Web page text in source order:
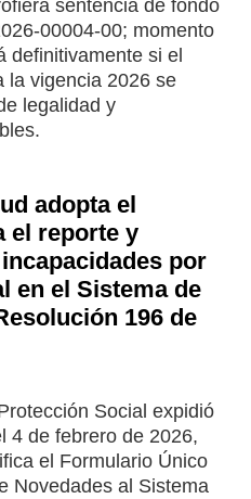
sentencia de fondo
00004-00; momento
definitivamente si el
la vigencia 2026 se
legalidad y
adopta el
el reporte y
por
en el Sistema de
196 de
Social expidió
4 de febrero de 2026,
el Formulario Único
Novedades al Sistema